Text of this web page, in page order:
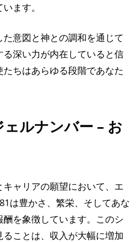
ます。
意図と神との調和を通じて
深い力が内在していると信
たちはあらゆる段階であなた
ルナンバー – お
ャリアの願望において、エ
は豊かさ、繁栄、そしてあな
を象徴しています。このシ
ことは、収入が大幅に増加